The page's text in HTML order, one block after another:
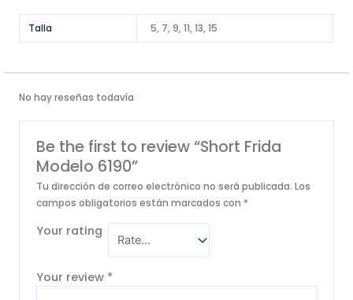
Talla 5, 7, 9, 11, 13, 15
No hay reseñas todavía
Be the first to review “Short Frida
Modelo 6190”
Tu dirección de correo electrónico no será publicada. Los
campos obligatorios están marcados con *
Your rating
Your review *